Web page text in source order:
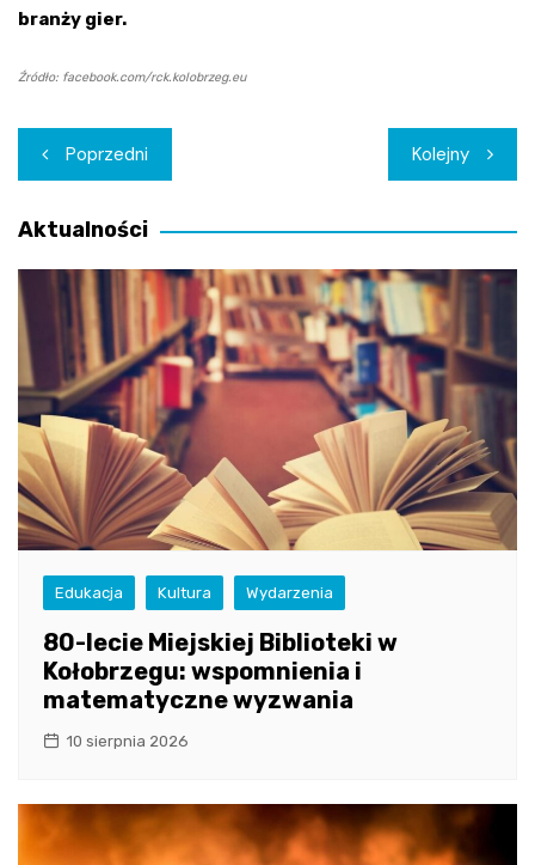
branży gier.
Źródło: facebook.com/rck.kolobrzeg.eu
Nawigacja
wpisu
Poprzedni Kolejny
Aktualności
Edukacja Kultura Wydarzenia
80-lecie Miejskiej Biblioteki w
Kołobrzegu: wspomnienia i
matematyczne wyzwania
10 sierpnia 2026